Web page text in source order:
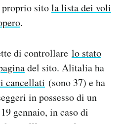
sitola lista dei voli
.
di controllare lo stato
del sito. Alitalia ha
cancellati (sono 37) e ha
in possesso di un
gennaio, in caso di